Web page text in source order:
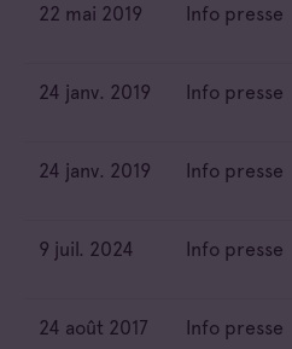
22 mai 2019 Info presse
24 janv. 2019 Info presse
24 janv. 2019 Info presse
9 juil. 2024 Info presse
24 août 2017 Info presse